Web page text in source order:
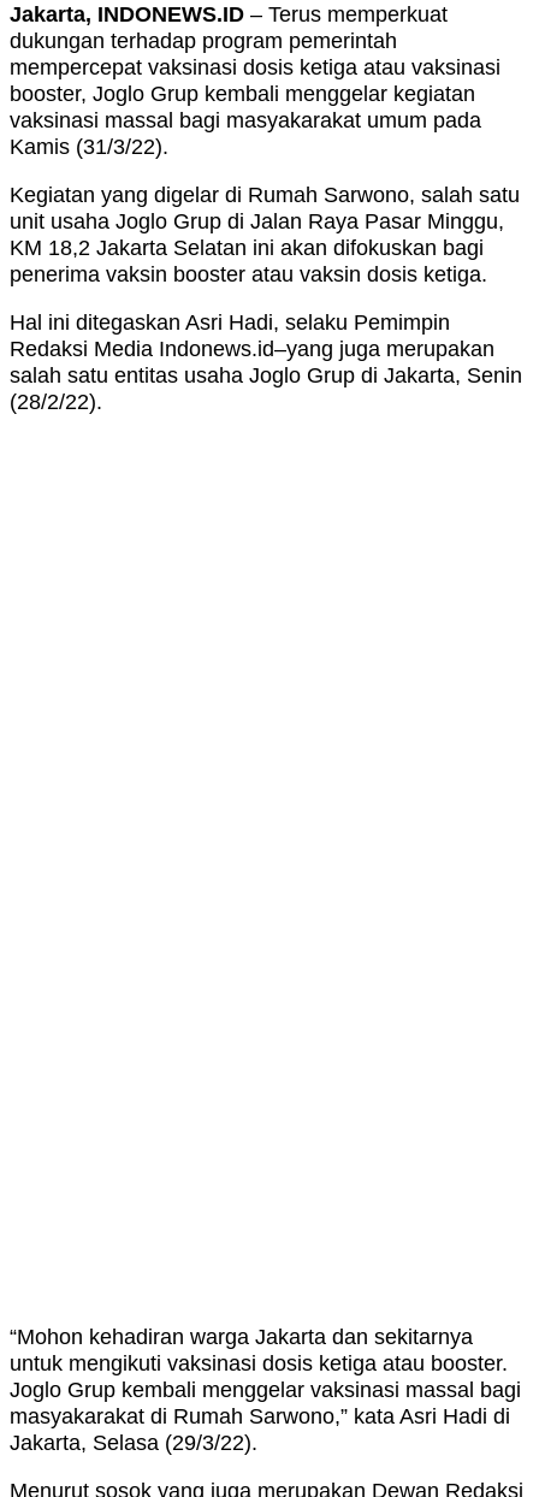
Jakarta, INDONEWS.ID – Terus memperkuat
dukungan terhadap program pemerintah
mempercepat vaksinasi dosis ketiga atau vaksinasi
booster, Joglo Grup kembali menggelar kegiatan
vaksinasi massal bagi masyakarakat umum pada
Kamis (31/3/22).
Kegiatan yang digelar di Rumah Sarwono, salah satu
unit usaha Joglo Grup di Jalan Raya Pasar Minggu,
KM 18,2 Jakarta Selatan ini akan difokuskan bagi
penerima vaksin booster atau vaksin dosis ketiga.
Hal ini ditegaskan Asri Hadi, selaku Pemimpin
Redaksi Media Indonews.id–yang juga merupakan
salah satu entitas usaha Joglo Grup di Jakarta, Senin
(28/2/22).
“Mohon kehadiran warga Jakarta dan sekitarnya
untuk mengikuti vaksinasi dosis ketiga atau booster.
Joglo Grup kembali menggelar vaksinasi massal bagi
masyakarakat di Rumah Sarwono,” kata Asri Hadi di
Jakarta, Selasa (29/3/22).
Menurut sosok yang juga merupakan Dewan Redaksi